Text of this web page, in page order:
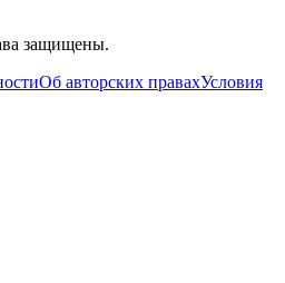
защищены.
Об авторских правахУсловия